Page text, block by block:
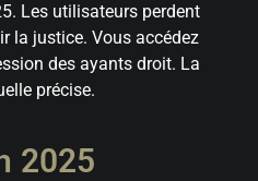
Les utilisateurs perdent
la justice. Vous accédez
des ayants droit. La
précise.
2025